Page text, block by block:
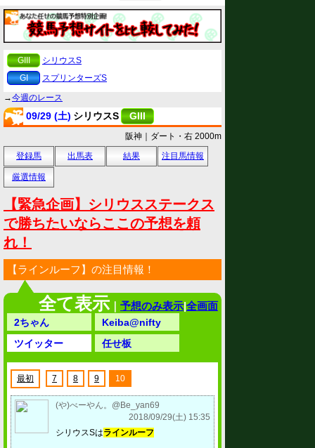
GIII
シリウスS
GI
スプリンターズS
→今週のレース
09/29 (土) シリウスS GIII
阪神｜ダート・右 2000m
登録馬
出馬表 結果 注目馬情報
厳選情報
【緊急企画】シリウスステークス
で勝ちたいならここの予想を頼
れ！
【ラインルーフ】の注目情報！
全て表示 ｜ 予想のみ表示|全画面
2ちゃん
Keiba@nifty
ツイッター
任せ板
最初 7 8 9 10
(や)べーやん。@Be_yan69
2018/09/29(土) 15:35
シリウスSはラインルーフ